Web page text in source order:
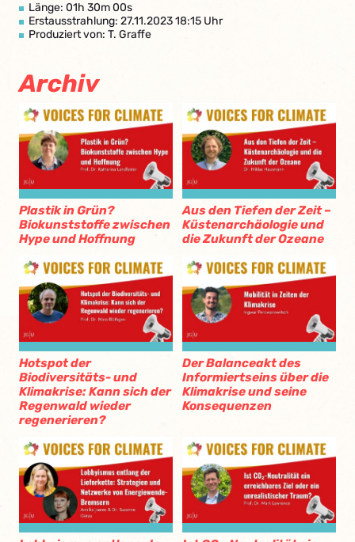
Länge: 01h 30m 00s
Erstausstrahlung: 27.11.2023 18:15 Uhr
Produziert von: T. Graffe
Archiv
Plastik in Grün?
Biokunststoffe zwischen
Hype und Hoffnung
Aus den Tiefen der Zeit –
Küstenarchäologie und
die Zukunft der Ozeane
Hotspot der
Biodiversitäts- und
Klimakrise: Kann sich der
Regenwald wieder
regenerieren?
Der Balanceakt des
Informiertseins über die
Klimakrise und seine
Konsequenzen